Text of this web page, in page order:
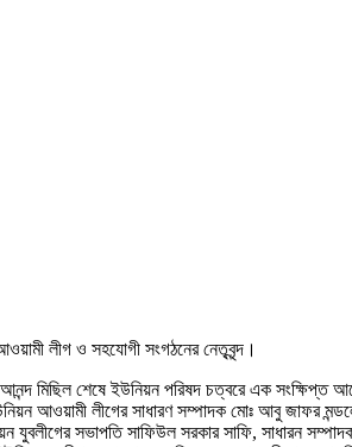
লীগ ও সহযোগী সংগঠনের নেতৃবৃন্দ।
মিছিল শেষে ইউনিয়ন পরিষদ চত্বরে এক সংক্ষিপ্ত
লীগের সাধারণ সম্পাদক মোঃ আবু জাফর
সভাপতি সাফিউল সরকার সাফি, সাধারন